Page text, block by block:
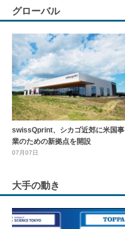
グローバル
swissQprint、シカゴ近郊に⽶国事
業のための新拠点を開設
07月07日
大手の動き